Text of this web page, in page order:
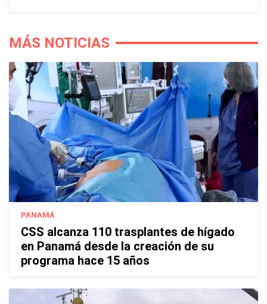
MÁS NOTICIAS
PANAMÁ
CSS alcanza 110 trasplantes de hígado
en Panamá desde la creación de su
programa hace 15 años